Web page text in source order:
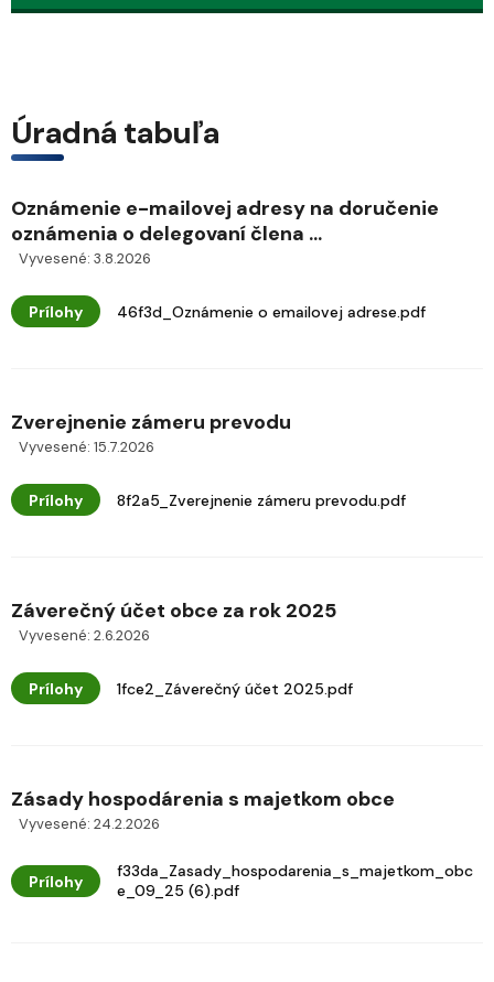
Úradná tabuľa
Oznámenie e-mailovej adresy na doručenie
oznámenia o delegovaní člena ...
Vyvesené: 3.8.2026
Prílohy 46f3d_Oznámenie o emailovej adrese.pdf
Zverejnenie zámeru prevodu
Vyvesené: 15.7.2026
Prílohy 8f2a5_Zverejnenie zámeru prevodu.pdf
Záverečný účet obce za rok 2025
Vyvesené: 2.6.2026
Prílohy 1fce2_Záverečný účet 2025.pdf
Zásady hospodárenia s majetkom obce
Vyvesené: 24.2.2026
Prílohy
f33da_Zasady_hospodarenia_s_majetkom_obc
e_09_25 (6).pdf